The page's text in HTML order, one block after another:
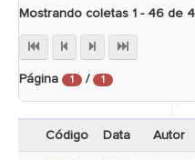
Atlas 2.1
Estatísticas
Login
Mostrando coletas 1 - 46 de
Página 1 / 1
Código Data Autor